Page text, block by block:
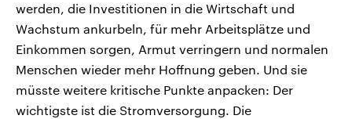
werden, die Investitionen in die Wirtschaft und
Wachstum ankurbeln, für mehr Arbeitsplätze und
Einkommen sorgen, Armut verringern und normalen
Menschen wieder mehr Hoffnung geben. Und sie
müsste weitere kritische Punkte anpacken: Der
wichtigste ist die Stromversorgung. Die